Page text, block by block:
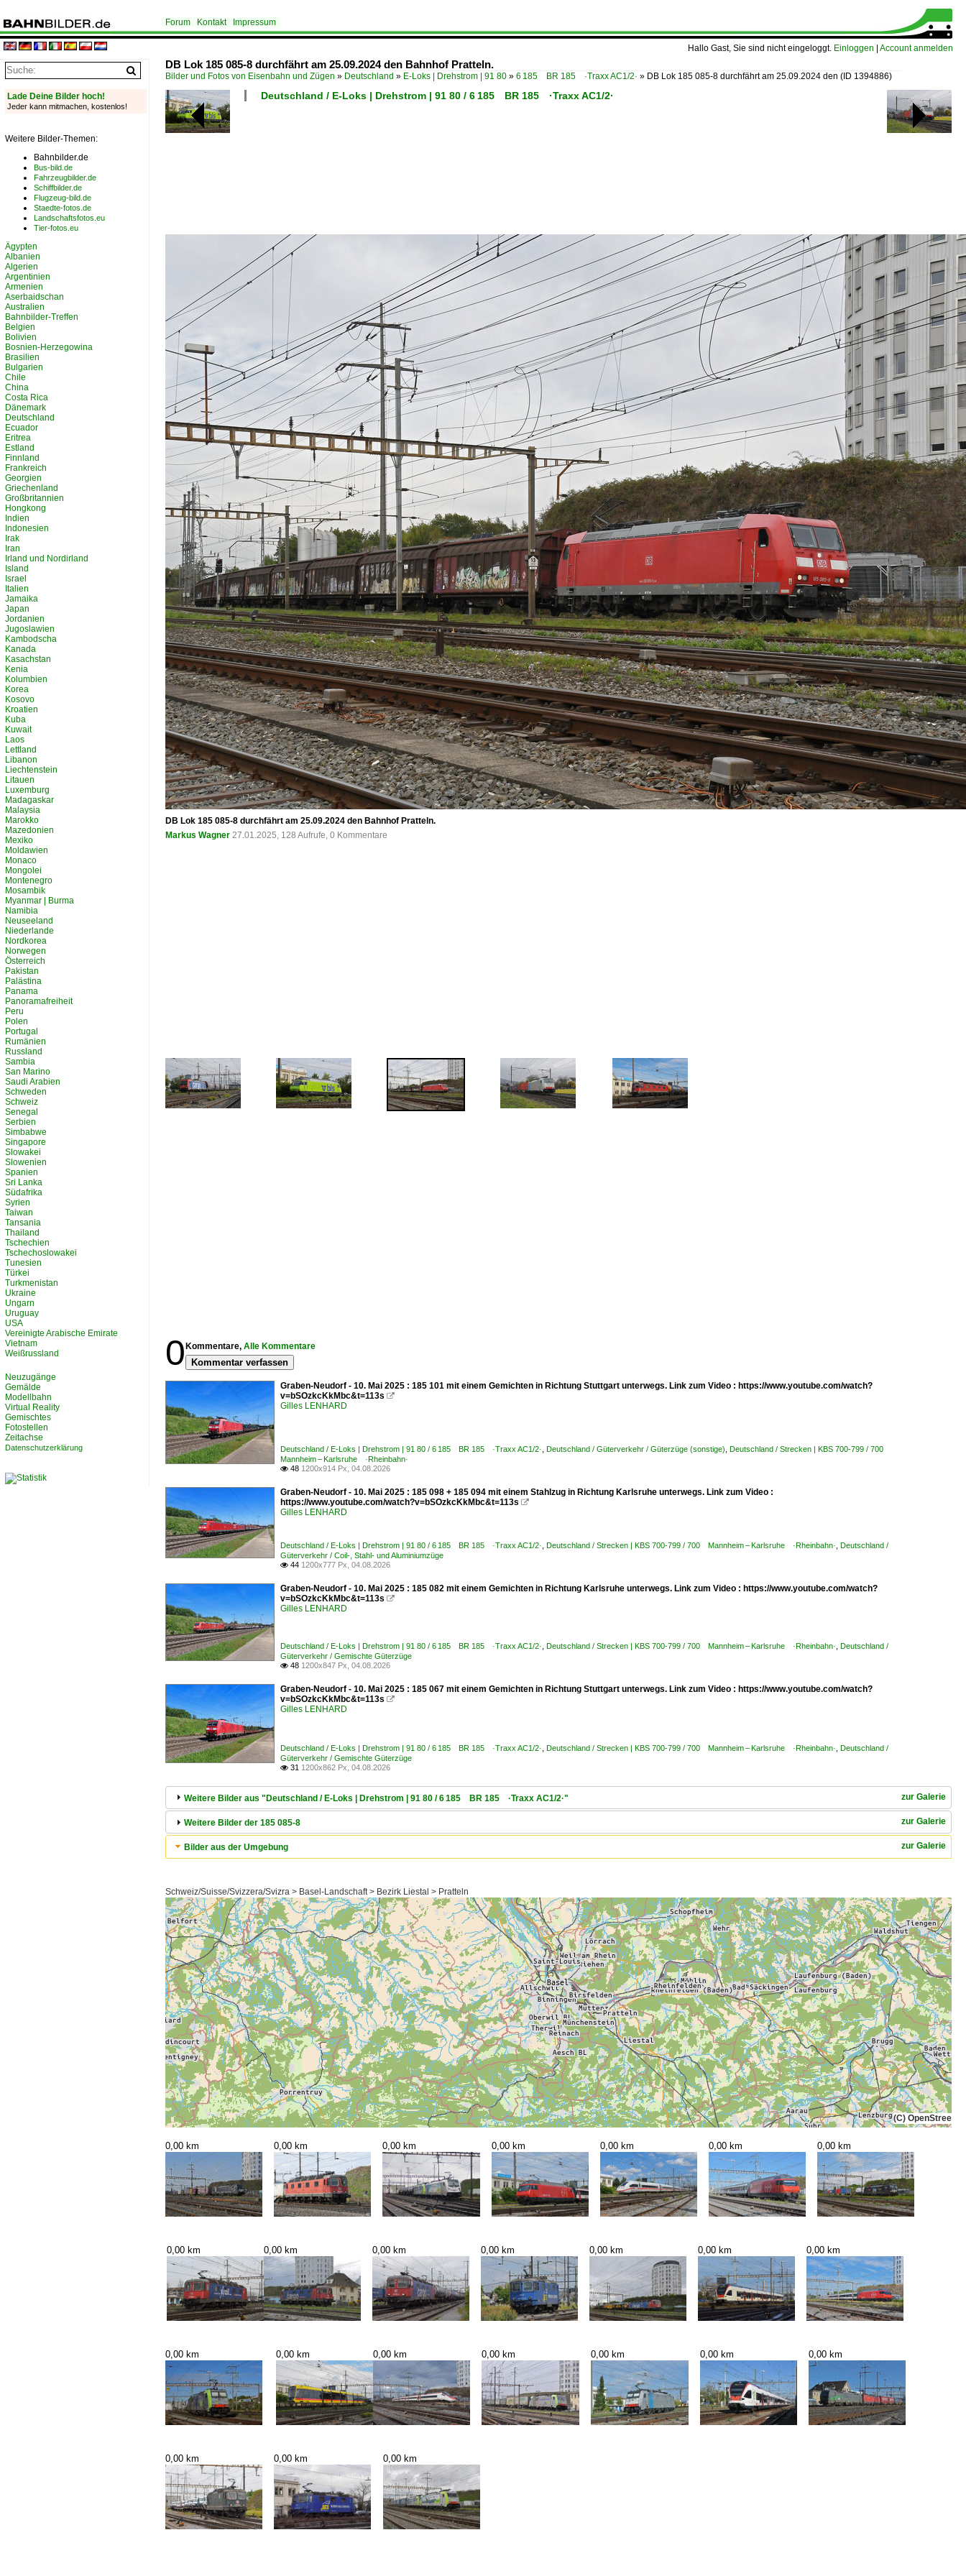
Hallo Gast, Sie sind nicht eingeloggt. Einloggen Account anmelden
Forum Kontakt Impressum
DB Lok 185 085-8 durchfährt am 25.09.2024 den Bahnhof Pratteln.
Bilder und Fotos von Eisenbahn und Zügen » Deutschland » E-Loks | Drehstrom | 91 80 » 6 185 BR 185 ·Traxx AC1/2· » DB Lok 185 085-8 durchfährt am 25.09.2024 den (ID 1394886)
Deutschland / E-Loks | Drehstrom | 91 80 / 6 185 BR 185 ·Traxx AC1/2·
DB Lok 185 085-8 durchfährt am 25.09.2024 den Bahnhof Pratteln.
Markus Wagner 27.01.2025, 128 Aufrufe, 0 Kommentare
0 Kommentare, Alle Kommentare
Kommentar verfassen
Graben-Neudorf - 10. Mai 2025 : 185 101 mit einem Gemichten in Richtung Stuttgart unterwegs. Link zum Video : https://www.youtube.com/watch?
v=bSOzkcKkMbc&t=113s 
Gilles LENHARD
Deutschland / E-Loks | Drehstrom | 91 80 / 6 185 BR 185 ·Traxx AC1/2· Deutschland / Güterverkehr / Güterzüge (sonstige) Deutschland / Strecken | KBS 700-799 / 700
Mannheim – Karlsruhe ·Rheinbahn·
 48 1200x914 Px, 04.08.2026
Graben-Neudorf - 10. Mai 2025 : 185 098 + 185 094 mit einem Stahlzug in Richtung Karlsruhe unterwegs. Link zum Video :
https://www.youtube.com/watch?v=bSOzkcKkMbc&t=113s 
Gilles LENHARD
Deutschland / E-Loks | Drehstrom | 91 80 / 6 185 BR 185 ·Traxx AC1/2· Deutschland / Strecken | KBS 700-799 / 700 Mannheim – Karlsruhe ·Rheinbahn· Deutschland /
Güterverkehr / Coil-, Stahl- und Aluminiumzüge
 44 1200x777 Px, 04.08.2026
Graben-Neudorf - 10. Mai 2025 : 185 082 mit einem Gemichten in Richtung Karlsruhe unterwegs. Link zum Video : https://www.youtube.com/watch?
v=bSOzkcKkMbc&t=113s 
Gilles LENHARD
Deutschland / E-Loks | Drehstrom | 91 80 / 6 185 BR 185 ·Traxx AC1/2· Deutschland / Strecken | KBS 700-799 / 700 Mannheim – Karlsruhe ·Rheinbahn· Deutschland /
Güterverkehr / Gemischte Güterzüge
 48 1200x847 Px, 04.08.2026
Graben-Neudorf - 10. Mai 2025 : 185 067 mit einem Gemichten in Richtung Stuttgart unterwegs. Link zum Video : https://www.youtube.com/watch?
v=bSOzkcKkMbc&t=113s 
Gilles LENHARD
Deutschland / E-Loks | Drehstrom | 91 80 / 6 185 BR 185 ·Traxx AC1/2· Deutschland / Strecken | KBS 700-799 / 700 Mannheim – Karlsruhe ·Rheinbahn· Deutschland /
Güterverkehr / Gemischte Güterzüge
 31 1200x862 Px, 04.08.2026
zur Galerie
Weitere Bilder aus "Deutschland / E-Loks | Drehstrom | 91 80 / 6 185 BR 185 ·Traxx AC1/2·"
zur Galerie
Weitere Bilder der 185 085-8
zur Galerie
Bilder aus der Umgebung
Schweiz/Suisse/Svizzera/Svizra > Basel-Landschaft > Bezirk Liestal > Pratteln
(C)
0,00 km 0,00 km 0,00 km 0,00 km 0,00 km 0,00 km 0,00 km
0,00 km 0,00 km 0,00 km 0,00 km 0,00 km 0,00 km 0,00 km
0,00 km 0,00 km 0,00 km 0,00 km 0,00 km 0,00 km 0,00 km
0,00 km 0,00 km 0,00 km
Lade Deine Bilder hoch!
Jeder kann mitmachen, kostenlos!
Weitere Bilder-Themen:
Bahnbilder.de
Bus-bild.de
Fahrzeugbilder.de
Schiffbilder.de
Flugzeug-bild.de
Staedte-fotos.de
Landschaftsfotos.eu
Tier-fotos.eu
Ägypten
Albanien
Algerien
Argentinien
Armenien
Aserbaidschan
Australien
Bahnbilder-Treffen
Belgien
Bolivien
Bosnien-Herzegowina
Brasilien
Bulgarien
Chile
China
Costa Rica
Dänemark
Deutschland
Ecuador
Eritrea
Estland
Finnland
Frankreich
Georgien
Griechenland
Großbritannien
Hongkong
Indien
Indonesien
Irak
Iran
Irland und Nordirland
Island
Israel
Italien
Jamaika
Japan
Jordanien
Jugoslawien
Kambodscha
Kanada
Kasachstan
Kenia
Kolumbien
Korea
Kosovo
Kroatien
Kuba
Kuwait
Laos
Lettland
Libanon
Liechtenstein
Litauen
Luxemburg
Madagaskar
Malaysia
Marokko
Mazedonien
Mexiko
Moldawien
Monaco
Mongolei
Montenegro
Mosambik
Myanmar | Burma
Namibia
Neuseeland
Niederlande
Nordkorea
Norwegen
Österreich
Pakistan
Palästina
Panama
Panoramafreiheit
Peru
Polen
Portugal
Rumänien
Russland
Sambia
San Marino
Saudi Arabien
Schweden
Schweiz
Senegal
Serbien
Simbabwe
Singapore
Slowakei
Slowenien
Spanien
Sri Lanka
Südafrika
Syrien
Taiwan
Tansania
Thailand
Tschechien
Tschechoslowakei
Tunesien
Türkei
Turkmenistan
Ukraine
Ungarn
Uruguay
USA
Vereinigte Arabische Emirate
Vietnam
Weißrussland
Neuzugänge
Gemälde
Modellbahn
Virtual Reality
Gemischtes
Fotostellen
Zeitachse
Datenschutzerklärung